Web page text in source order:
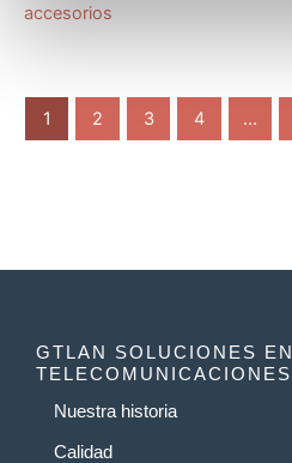
accesorios
1 2 3 4 ...
GTLAN SOLUCIONES EN
TELECOMUNICACIONES
Nuestra historia
Calidad